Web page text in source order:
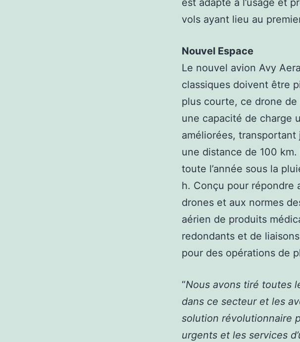
est adapté à l’usage et
vols ayant lieu au
Nouvel Espace
Le nouvel avion Avy
classiques doivent être
plus courte, ce drone
une capacité de charge
améliorées, transportant
une distance de 100
toute l’année sous la
h. Conçu pour répondre
drones et aux normes
aérien de produits
redondants et de
pour des opérations de
“Nous avons tiré toutes
dans ce secteur et les
solution révolutionnaire
urgents et les services